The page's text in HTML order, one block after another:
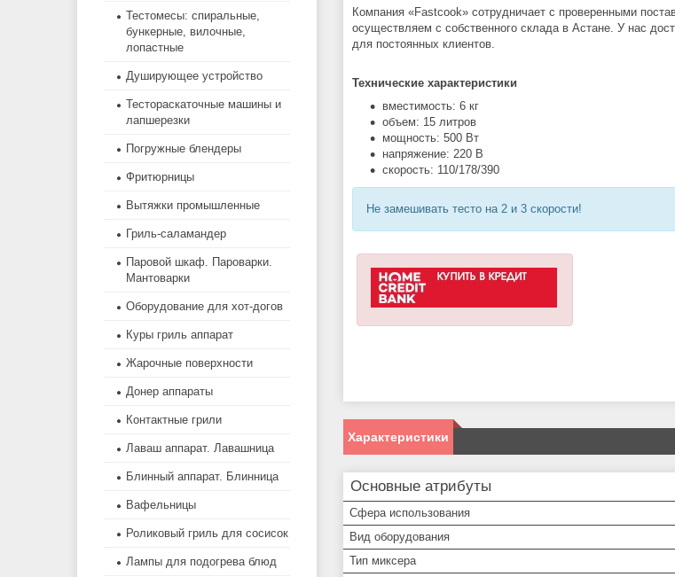
Компания «Fastcook» сотрудничает с проверенными
осуществляем с собственного склада в Астане. У нас
для постоянных клиентов.
Технические характеристики
вместимость: 6 кг
объем: 15 литров
мощность: 500 Вт
напряжение: 220 В
скорость: 110/178/390
Не замешивать тесто на 2 и 3 скорости!
Характеристики
Основные атрибуты
Сфера использования
Вид оборудования
Тип миксера
Тестомесы: спиральные,
бункерные, вилочные,
лопастные
Душирующее устройство
Тестораскаточные машины и
лапшерезки
Погружные блендеры
Фритюрницы
Вытяжки промышленные
Гриль-саламандер
Паровой шкаф. Пароварки.
Мантоварки
Оборудование для хот-догов
Куры гриль аппарат
Жарочные поверхности
Донер аппараты
Контактные грили
Лаваш аппарат. Лавашница
Блинный аппарат. Блинница
Вафельницы
Роликовый гриль для сосисок
Лампы для подогрева блюд